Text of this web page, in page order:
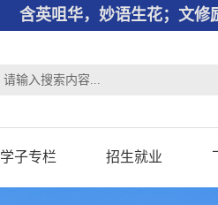
含英咀华，妙语生花；文修
学子专栏 招生就业